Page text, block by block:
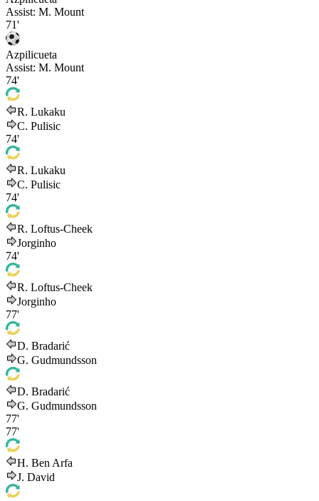
Assist: M. Mount
71'
Azpilicueta
Assist: M. Mount
74'
R. Lukaku
C. Pulisic
74'
R. Lukaku
C. Pulisic
74'
R. Loftus-Cheek
Jorginho
74'
R. Loftus-Cheek
Jorginho
77'
D. Bradarić
G. Gudmundsson
D. Bradarić
G. Gudmundsson
77'
77'
H. Ben Arfa
J. David